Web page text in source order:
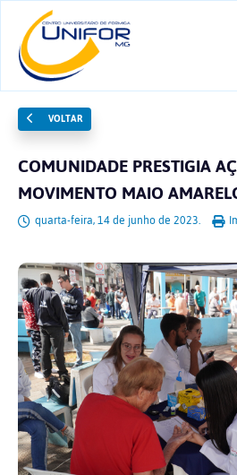
VOLTAR
COMUNIDADE PRESTIGIA
MOVIMENTO MAIO
quarta-feira, 14 de junho de 2023.